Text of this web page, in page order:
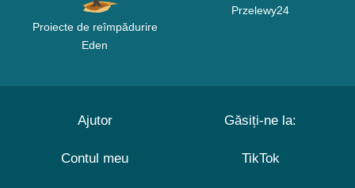
Proiecte de reîmpădurire
Eden
Przelewy24
Ajutor
Contul meu
Găsiți-ne la:
TikTok